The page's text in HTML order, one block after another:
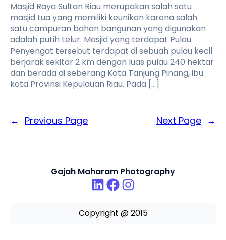
Masjid Raya Sultan Riau merupakan salah satu
masjid tua yang memiliki keunikan karena salah
satu campuran bahan bangunan yang digunakan
adalah putih telur. Masjid yang terdapat Pulau
Penyengat tersebut terdapat di sebuah pulau kecil
berjarak sekitar 2 km dengan luas pulau 240 hektar
dan berada di seberang Kota Tanjung Pinang, ibu
kota Provinsi Kepulauan Riau. Pada […]
← Previous Page Next Page →
Gajah Maharam Photography
LinkedIn Facebook Instagram
Copyright @ 2015